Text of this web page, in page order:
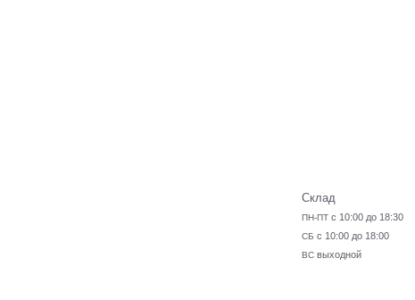
Склад
ПН-ПТ с 10:00 до 18:30
СБ с 10:00 до 18:00
ВС выходной